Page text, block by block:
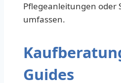
Pflegeanleitungen oder
umfassen.
Guides